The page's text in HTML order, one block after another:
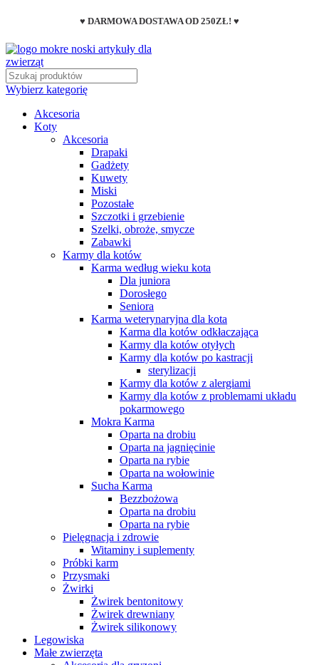
♥ DARMOWA DOSTAWA OD 250ZŁ! ♥
Wybierz kategorię
Akcesoria
Koty
Akcesoria
Drapaki
Gadżety
Kuwety
Miski
Pozostałe
Szczotki i grzebienie
Szelki, obroże, smycze
Zabawki
Karmy dla kotów
Karma według wieku kota
Dla juniora
Dorosłego
Seniora
Karma weterynaryjna dla kota
Karma dla kotów odkłaczająca
Karmy dla kotów otyłych
Karmy dla kotów po kastracji
sterylizacji
Karmy dla kotów z alergiami
Karmy dla kotów z problemami układu
pokarmowego
Mokra Karma
Oparta na drobiu
Oparta na jagnięcinie
Oparta na rybie
Oparta na wołowinie
Sucha Karma
Bezzbożowa
Oparta na drobiu
Oparta na rybie
Pielęgnacja i zdrowie
Witaminy i suplementy
Próbki karm
Przysmaki
Żwirki
Żwirek bentonitowy
Żwirek drewniany
Żwirek silikonowy
Legowiska
Małe zwierzęta